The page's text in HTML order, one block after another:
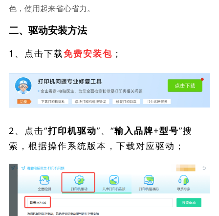
色，使用起来省心省力。
二、驱动安装方法
1、点击下载免费安装包 ；
2、点击“打印机驱动”、“输入品牌+型号”搜
索，根据操作系统版本，下载对应驱动；